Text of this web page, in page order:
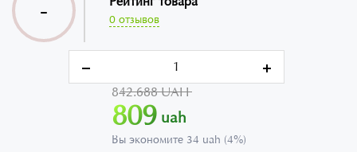
- 0 отзывов
842.688 UAH
809 uah
Вы экономите 34 uah (4%)